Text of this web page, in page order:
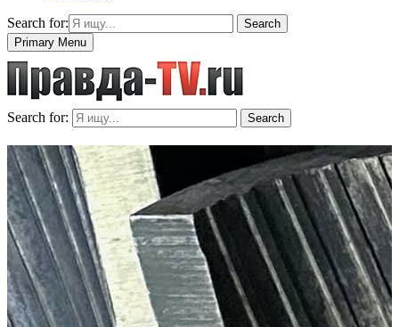
Search for:
Search
Primary Menu
Search for: Search